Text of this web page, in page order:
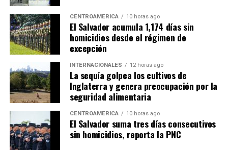
CENTROAMÉRICA 10 horas ago
El Salvador acumula 1,174 días sin
homicidios desde el régimen de
excepción
INTERNACIONALES 12 horas ago
La sequía golpea los cultivos de
Inglaterra y genera preocupación por la
seguridad alimentaria
CENTROAMÉRICA 10 horas ago
El Salvador suma tres días consecutivos
sin homicidios, reporta la PNC